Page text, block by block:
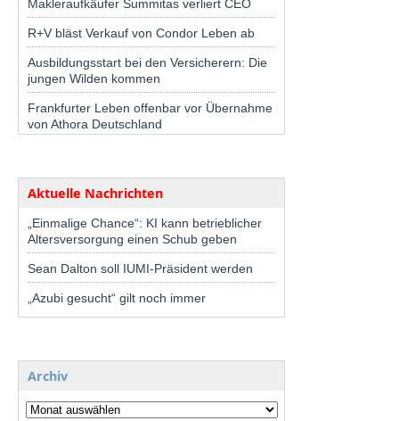
Makleraufkäufer Summitas verliert CEO
R+V bläst Verkauf von Condor Leben ab
Ausbildungsstart bei den Versicherern: Die
jungen Wilden kommen
Frankfurter Leben offenbar vor Übernahme
von Athora Deutschland
Aktuelle Nachrichten
„Einmalige Chance“: KI kann betrieblicher
Altersversorgung einen Schub geben
Sean Dalton soll IUMI-Präsident werden
„Azubi gesucht“ gilt noch immer
Archiv